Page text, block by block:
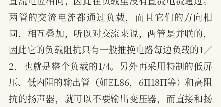
两管的交流电流都通过负载，而且它们的方向相
同，相互叠加，所以对交流来说，两管是并联的，
因此它的负载阻抗只有一般推挽电路每边负载的1／
2，也就是整个负载的1/4。另外再采用特制的低屏
压、低内阻的输出管（如EL86，6П18П等）和高阻
抗的扬声器，就可以不要输出变压器，而直接和扬